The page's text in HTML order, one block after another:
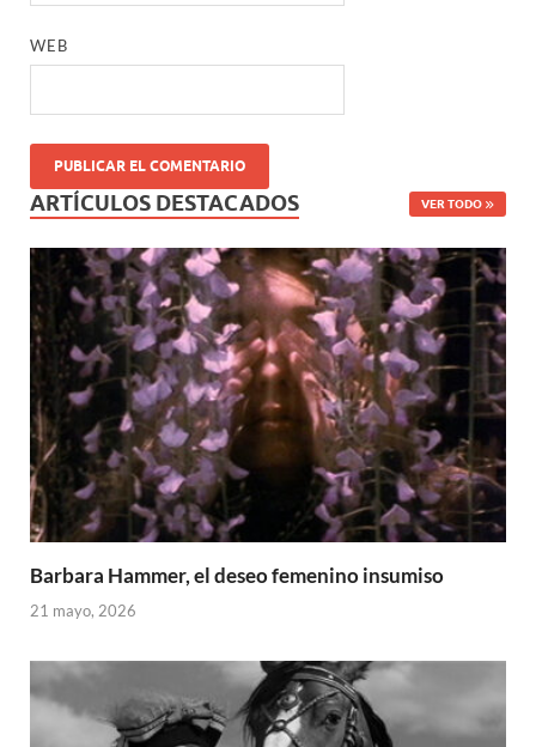
WEB
ARTÍCULOS DESTACADOS VER TODO
Barbara Hammer, el deseo femenino insumiso
21 mayo, 2026